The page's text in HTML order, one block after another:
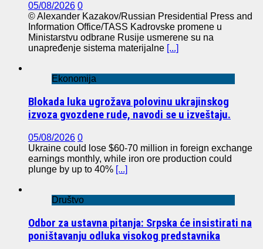
05/08/2026 0
© Alexander Kazakov/Russian Presidential Press and
Information Office/TASS Kadrovske promene u
Ministarstvu odbrane Rusije usmerene su na
unapređenje sistema materijalne [...]
Ekonomija
Blokada luka ugrožava polovinu ukrajinskog
izvoza gvozdene rude, navodi se u izveštaju.
05/08/2026 0
Ukraine could lose $60-70 million in foreign exchange
earnings monthly, while iron ore production could
plunge by up to 40% [...]
Društvo
Odbor za ustavna pitanja: Srpska će insistirati na
poništavanju odluka visokog predstavnika